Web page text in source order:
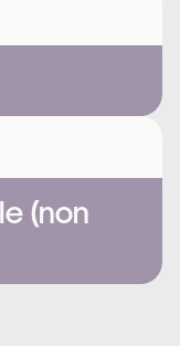
(non